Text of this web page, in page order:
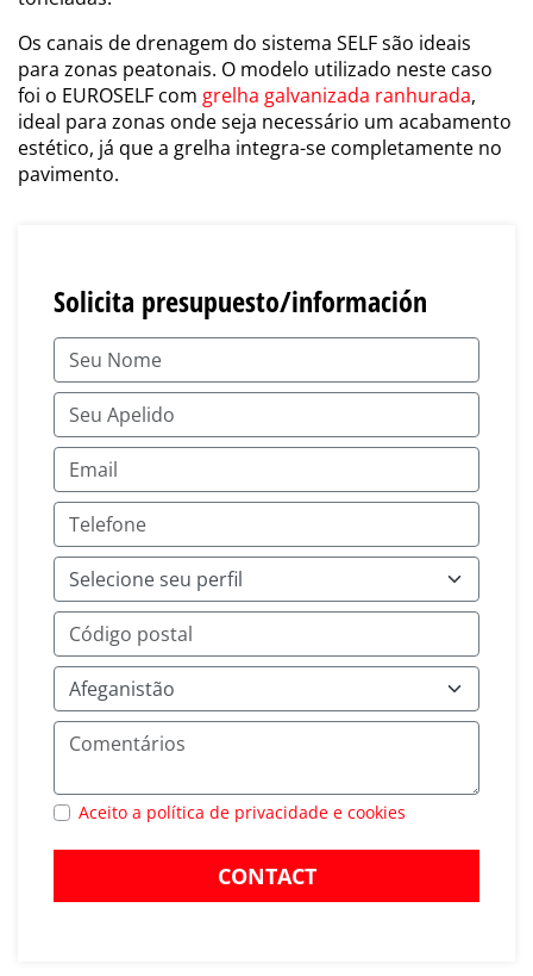
Os canais de drenagem do sistema SELF são ideais
para zonas peatonais. O modelo utilizado neste caso
foi o EUROSELF com grelha galvanizada ranhurada,
ideal para zonas onde seja necessário um acabamento
estético, já que a grelha integra-se completamente no
pavimento.
Solicita presupuesto/información
Aceito a política de privacidade e cookies
CONTACT